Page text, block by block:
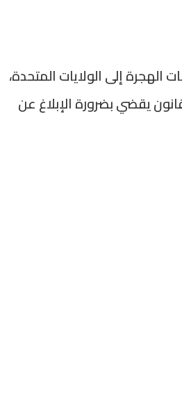
الهجرة إلى الولايات المتحدة،
يقضي بضرورة الإبلاغ عن